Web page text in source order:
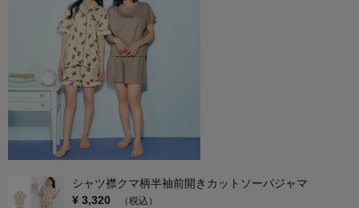
シャツ襟クマ柄半袖前開きカットソーパジャマ
¥ 3,320
（税込）